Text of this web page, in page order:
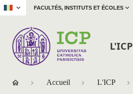
| FACULTÉS, INSTITUTS ET ÉCOLES
L'ICP
Accueil L'ICP